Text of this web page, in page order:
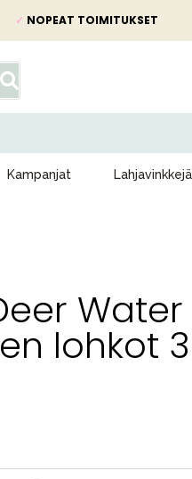
✓ NOPEAT TOIMITUKSET
Kampanjat Lahjavinkkejä
Water
lohkot